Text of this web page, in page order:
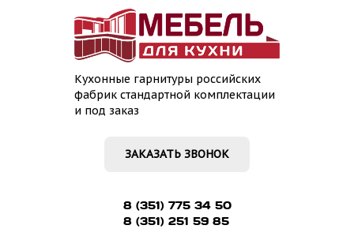
Кухонные гарнитуры российских
фабрик стандартной комплектации
и под заказ
ЗАКАЗАТЬ ЗВОНОК
8 (351) 775 34 50
8 (351) 251 59 85